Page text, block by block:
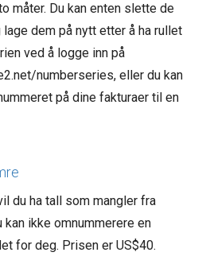
måter. Du kan enten slette de
dem på nytt etter å ha rullet
ved å logge inn på
numberseries, eller du kan
på dine fakturaer til en
du ha tall som mangler fra
kan ikke omnummerere en
for deg. Prisen er US$40.